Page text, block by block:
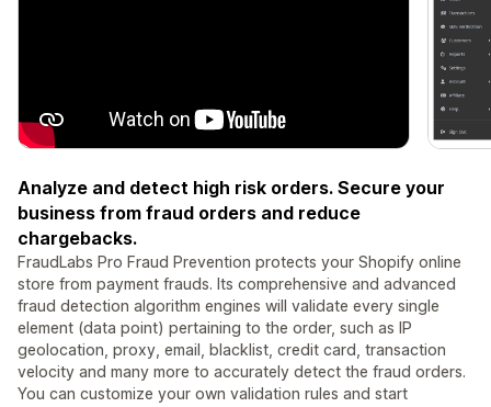
Analyze and detect high risk orders. Secure your
business from fraud orders and reduce
chargebacks.
FraudLabs Pro Fraud Prevention protects your Shopify online
store from payment frauds. Its comprehensive and advanced
fraud detection algorithm engines will validate every single
element (data point) pertaining to the order, such as IP
geolocation, proxy, email, blacklist, credit card, transaction
velocity and many more to accurately detect the fraud orders.
You can customize your own validation rules and start